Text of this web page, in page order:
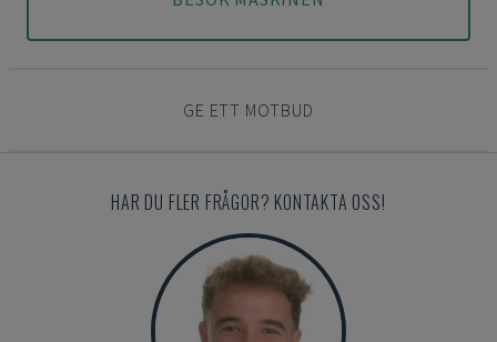
GE ETT MOTBUD
HAR DU FLER FRÅGOR? KONTAKTA OSS!